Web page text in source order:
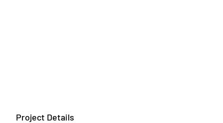
Project Details